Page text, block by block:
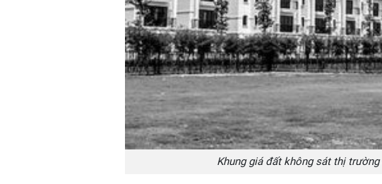
Khung giá đất không sát thị